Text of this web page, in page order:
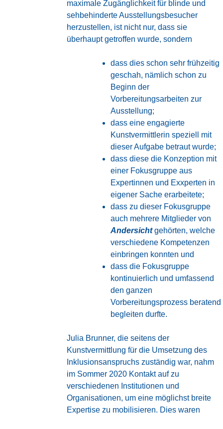
maximale Zugänglichkeit für blinde und
sehbehinderte Ausstellungsbesucher
herzustellen, ist nicht nur, dass sie
überhaupt getroffen wurde, sondern
dass dies schon sehr frühzeitig
geschah, nämlich schon zu
Beginn der
Vorbereitungsarbeiten zur
Ausstellung;
dass eine engagierte
Kunstvermittlerin speziell mit
dieser Aufgabe betraut wurde;
dass diese die Konzeption mit
einer Fokusgruppe aus
Expertinnen und Exxperten in
eigener Sache erarbeitete;
dass zu dieser Fokusgruppe
auch mehrere Mitglieder von
Andersichtgehörten, welche
verschiedene Kompetenzen
einbringen konnten und
dass die Fokusgruppe
kontinuierlich und umfassend
den ganzen
Vorbereitungsprozess beratend
begleiten durfte.
Julia Brunner, die seitens der
Kunstvermittlung für die Umsetzung des
Inklusionsanspruchs zuständig war, nahm
im Sommer 2020 Kontakt auf zu
verschiedenen Institutionen und
Organisationen, um eine möglichst breite
Expertise zu mobilisieren. Dies waren